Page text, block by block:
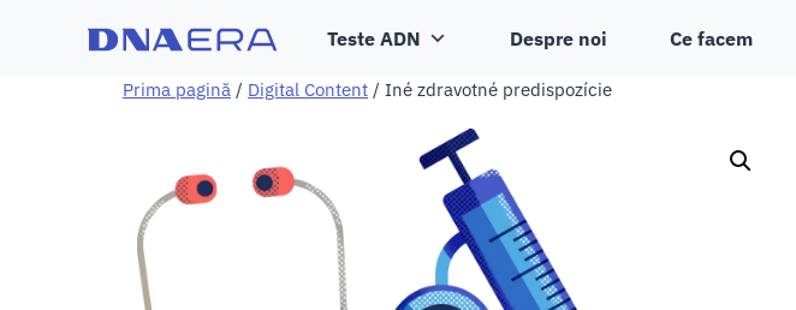
Teste ADN Despre noi Ce facem
Prima pagină / Digital Content / Iné zdravotné predispozície